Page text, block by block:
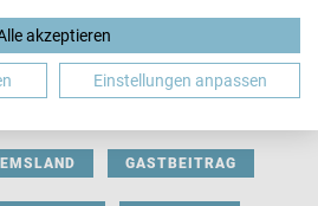
BEWERBUNG
EMSLAND GASTBEITRAG
akzeptieren
Einstellungen anpassen